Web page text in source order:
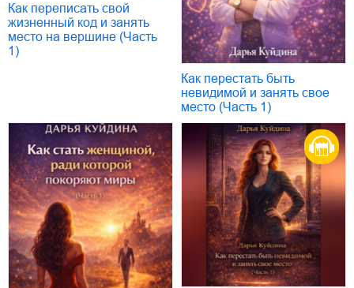
Как переписать свой
жизненный код и занять
место на вершине (Часть
1)
Как перестать быть
невидимой и занять свое
место (Часть 1)